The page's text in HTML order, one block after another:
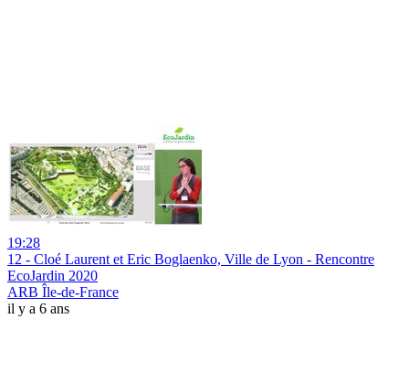
19:28
12 - Cloé Laurent et Eric Boglaenko, Ville de Lyon - Rencontre
EcoJardin 2020
ARB Île-de-France
il y a 6 ans